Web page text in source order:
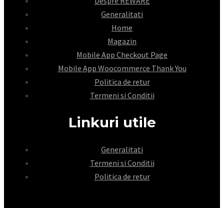
Generalitati
Home
Magazin
Mobile App Checkout Page
Mobile App Woocommerce Thank You
Politica de retur
Termeni si Conditii
Linkuri utile
Generalitati
Termeni si Conditii
Politica de retur